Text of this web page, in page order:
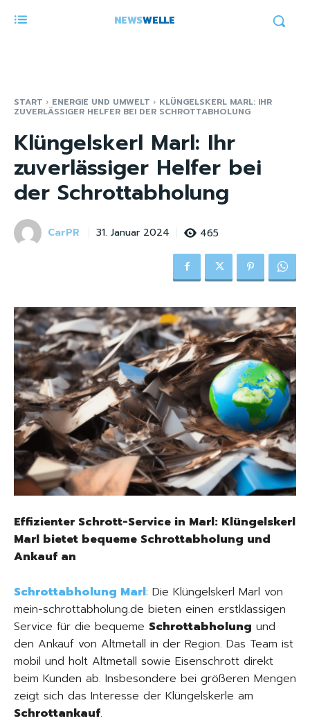
NEWSWELLE
START ENERGIE UND UMWELT KLÜNGELSKERL MARL: IHR
ZUVERLÄSSIGER HELFER BEI DER SCHROTTABHOLUNG
Klüngelskerl Marl: Ihr
zuverlässiger Helfer bei
der Schrottabholung
CarPR 31. Januar 2024 465
Effizienter Schrott-Service in Marl: Klüngelskerl
Marl bietet bequeme Schrottabholung und
Ankauf an
Schrottabholung Marl: Die Klüngelskerl Marl von
mein-schrottabholung.de bieten einen erstklassigen
Service für die bequeme Schrottabholung und
den Ankauf von Altmetall in der Region. Das Team ist
mobil und holt Altmetall sowie Eisenschrott direkt
beim Kunden ab. Insbesondere bei größeren Mengen
zeigt sich das Interesse der Klüngelskerle am
Schrottankauf.